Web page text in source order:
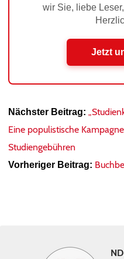
wir Sie, liebe
Jetzt
Nächster Beitrag:
Eine populistische
Studiengebühren
Vorheriger Beitrag: